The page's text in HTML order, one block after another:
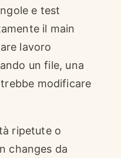
e test
il main
lavoro
un file, una
modificare
ripetute o
changes da